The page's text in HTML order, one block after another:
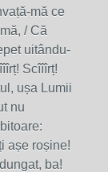
mă ce
/ Că
uitându-
Scîîîrț!
ușa Lumii
nu
roșine!
ba!